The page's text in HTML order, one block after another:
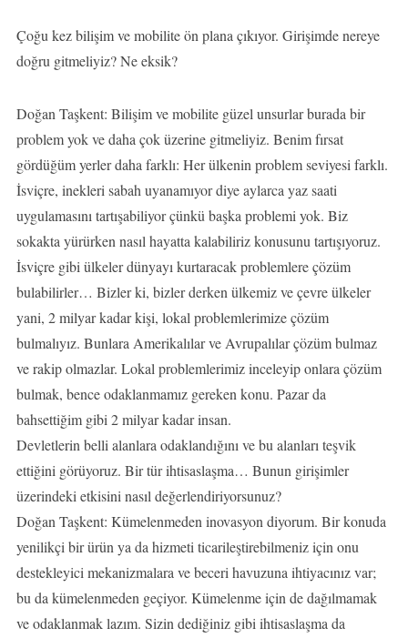
Çoğu kez bilişim ve mobilite ön plana çıkıyor. Girişimde nereye
doğru gitmeliyiz? Ne eksik?
Doğan Taşkent: Bilişim ve mobilite güzel unsurlar burada bir
problem yok ve daha çok üzerine gitmeliyiz. Benim fırsat
gördüğüm yerler daha farklı: Her ülkenin problem seviyesi farklı.
İsviçre, inekleri sabah uyanamıyor diye aylarca yaz saati
uygulamasını tartışabiliyor çünkü başka problemi yok. Biz
sokakta yürürken nasıl hayatta kalabiliriz konusunu tartışıyoruz.
İsviçre gibi ülkeler dünyayı kurtaracak problemlere çözüm
bulabilirler… Bizler ki, bizler derken ülkemiz ve çevre ülkeler
yani, 2 milyar kadar kişi, lokal problemlerimize çözüm
bulmalıyız. Bunlara Amerikalılar ve Avrupalılar çözüm bulmaz
ve rakip olmazlar. Lokal problemlerimiz inceleyip onlara çözüm
bulmak, bence odaklanmamız gereken konu. Pazar da
bahsettiğim gibi 2 milyar kadar insan.
Devletlerin belli alanlara odaklandığını ve bu alanları teşvik
ettiğini görüyoruz. Bir tür ihtisaslaşma… Bunun girişimler
üzerindeki etkisini nasıl değerlendiriyorsunuz?
Doğan Taşkent: Kümelenmeden inovasyon diyorum. Bir konuda
yenilikçi bir ürün ya da hizmeti ticarileştirebilmeniz için onu
destekleyici mekanizmalara ve beceri havuzuna ihtiyacınız var;
bu da kümelenmeden geçiyor. Kümelenme için de dağılmamak
ve odaklanmak lazım. Sizin dediğiniz gibi ihtisaslaşma da